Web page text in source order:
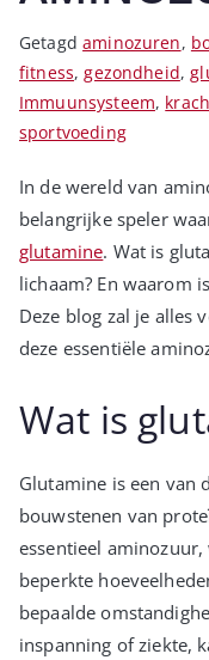
Getagdaminozuren,
fitness,gezondheid,
Immuunsysteem,
sportvoeding
In de wereld van
belangrijke speler
glutamine. Wat is
lichaam? En waarom
Deze blog zal je alles
deze essentiële
Wat is
Glutamine is een van
bouwstenen van
essentieel
beperkte
bepaalde
inspanning of ziekte,